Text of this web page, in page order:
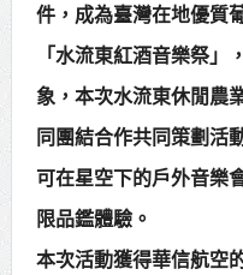
件，成為臺灣在地優質
「水流東紅酒音樂祭
象，本次水流東休閒農
同團結合作共同策劃活
可在星空下的戶外音樂
限品鑑體驗。
本次活動獲得華信航空